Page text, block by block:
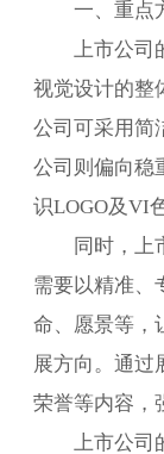
一、重点
上市公
视觉设计的整
公司可采用简
公司则偏向稳
识LOGO及VI
同时，上
需要以精准、
命、愿景等，
展方向。通过
荣誉等内容，
上市公